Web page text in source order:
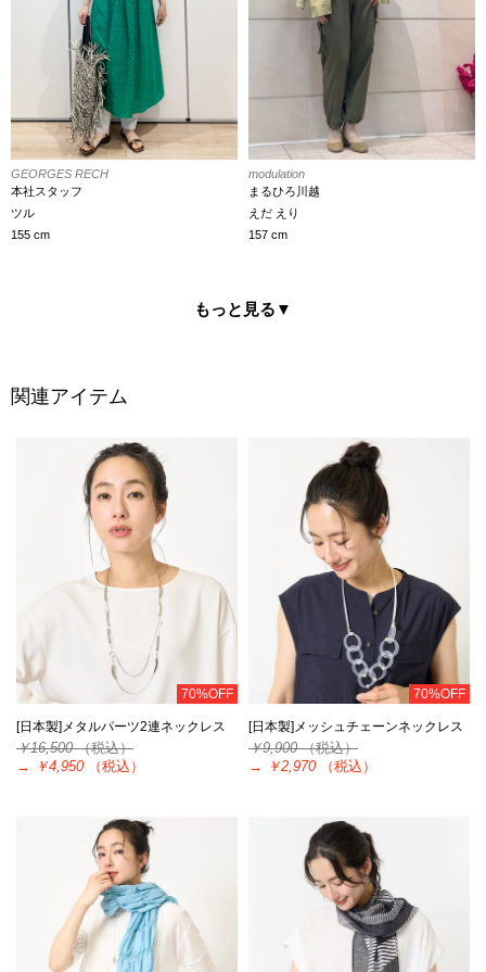
GEORGES RECH
本社スタッフ
ツル
155 cm
modulation
まるひろ川越
えだ えり
157 cm
もっと見る ▼
関連アイテム
70%OFF
[日本製]メタルパーツ2連ネックレス
￥16,500（税込）
→
￥4,950 （税込）
70%OFF
[日本製]メッシュチェーンネックレス
￥9,900（税込）
→
￥2,970 （税込）